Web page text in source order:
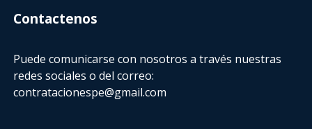
Contactenos
Puede comunicarse con nosotros a través nuestras
redes sociales o del correo:
contratacionespe@gmail.com